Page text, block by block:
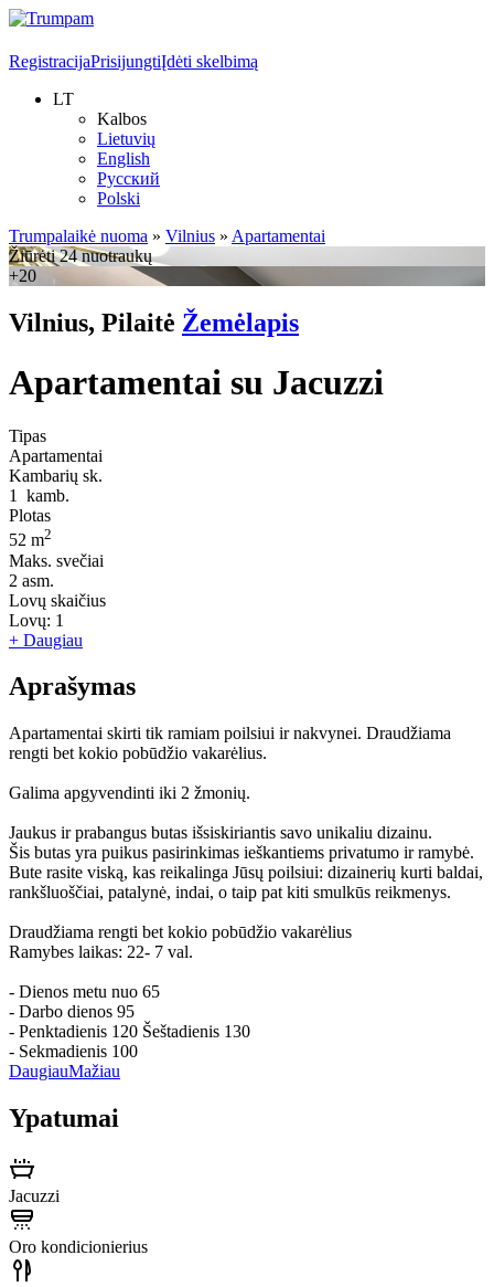
RegistracijaPrisijungtiĮdėti skelbimą
LT
Kalbos
Lietuvių
English
Русский
Polski
Trumpalaikė nuoma » Vilnius » Apartamentai
Žiūrėti 24 nuotraukų
+20
Vilnius, Pilaitė Žemėlapis
Apartamentai su Jacuzzi
Tipas
Apartamentai
Kambarių sk.
1
kamb.
Plotas
52 m2
Maks. svečiai
2 asm.
Lovų skaičius
Lovų: 1
+ Daugiau
Aprašymas
Apartamentai skirti tik ramiam poilsiui ir nakvynei. Draudžiama
rengti bet kokio pobūdžio vakarėlius.
Galima apgyvendinti iki 2 žmonių.
Jaukus ir prabangus butas išsiskiriantis savo unikaliu dizainu.
Šis butas yra puikus pasirinkimas ieškantiems privatumo ir ramybė.
Bute rasite viską, kas reikalinga Jūsų poilsiui: dizainerių kurti baldai,
rankšluoščiai, patalynė, indai, o taip pat kiti smulkūs reikmenys.
Draudžiama rengti bet kokio pobūdžio vakarėlius
Ramybes laikas: 22- 7 val.
- Dienos metu nuo 65
- Darbo dienos 95
- Penktadienis 120 Šeštadienis 130
- Sekmadienis 100
DaugiauMažiau
Ypatumai
Jacuzzi
Oro kondicionierius